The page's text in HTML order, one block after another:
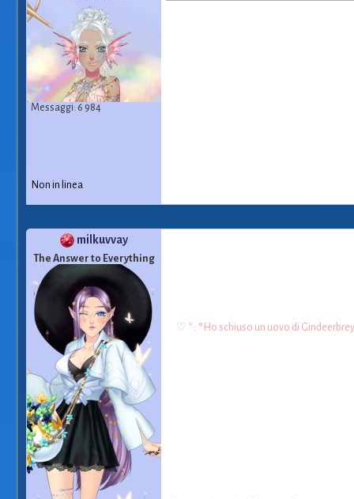
Messaggi: 6 984
Non in linea
milkuvvay
The Answer to Everything
♡ * : ° Ho schiuso un uovo di